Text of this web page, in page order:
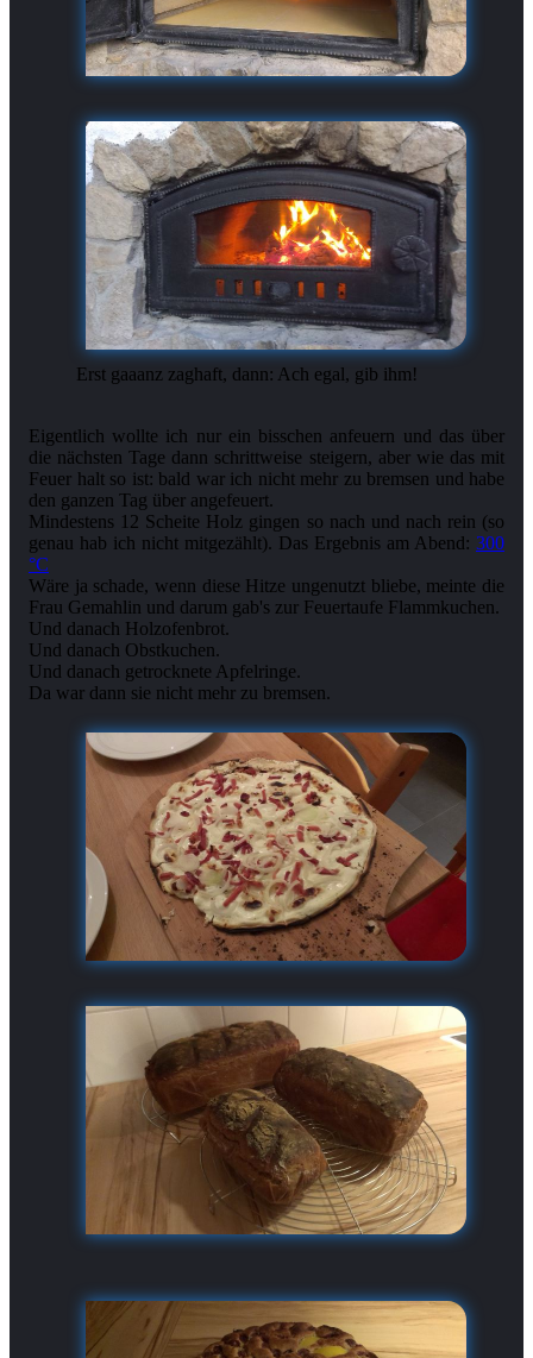
Erst gaaanz zaghaft, dann: Ach egal, gib ihm!
Eigentlich wollte ich nur ein bisschen anfeuern und das über
die nächsten Tage dann schrittweise steigern, aber wie das mit
Feuer halt so ist: bald war ich nicht mehr zu bremsen und habe
den ganzen Tag über angefeuert.
Mindestens 12 Scheite Holz gingen so nach und nach rein (so
genau hab ich nicht mitgezählt). Das Ergebnis am Abend: 300
°C
Wäre ja schade, wenn diese Hitze ungenutzt bliebe, meinte die
Frau Gemahlin und darum gab's zur Feuertaufe Flammkuchen.
Und danach Holzofenbrot.
Und danach Obstkuchen.
Und danach getrocknete Apfelringe.